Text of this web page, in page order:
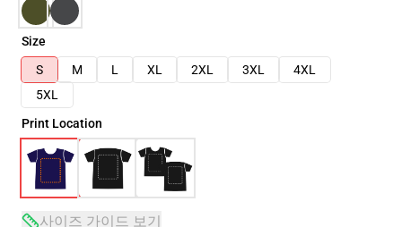
Size
S
M L XL 2XL 3XL
4XL
5XL
Print Location
사이즈 가이드 보기